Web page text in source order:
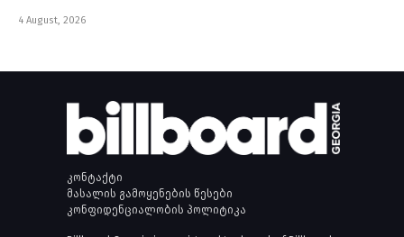
4 August, 2026
კონტაქტი
მასალის გამოყენების წესები
კონფიდენციალობის პოლიტიკა